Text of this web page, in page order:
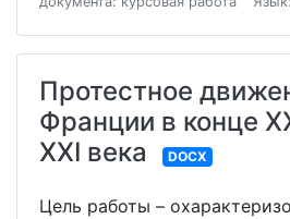
Протестное
Франции в конце
XXI века
DOCX
Цель работы –